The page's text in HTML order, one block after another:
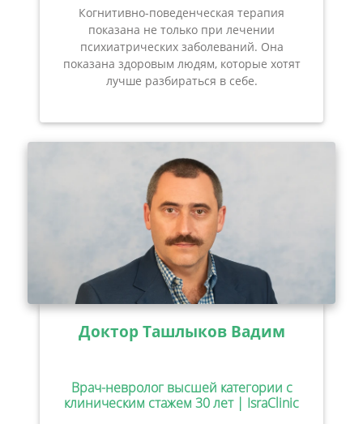
Когнитивно-поведенческая терапия
показана не только при лечении
психиатрических заболеваний. Она
показана здоровым людям, которые хотят
лучше разбираться в себе.
Доктор Ташлыков Вадим
Врач-невролог высшей категории с
клиническим стажем 30 лет | IsraClinic